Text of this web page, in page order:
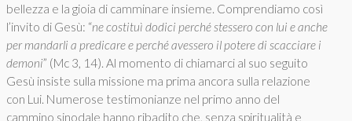
bellezza e la gioia di camminare insieme. Comprendiamo così
l’invito di Gesù: “ne costituì dodici perché stessero con lui e anche
per mandarli a predicare e perché avessero il potere di scacciare i
demoni” (Mc 3, 14). Al momento di chiamarci al suo seguito
Gesù insiste sulla missione ma prima ancora sulla relazione
con Lui. Numerose testimonianze nel primo anno del
cammino sinodale hanno ribadito che, senza spiritualità e